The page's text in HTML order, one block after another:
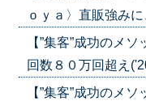
ｏｙａ〉直販強み
【”集客”成功のメ
回数８０万回超え
【”集客”成功のメ